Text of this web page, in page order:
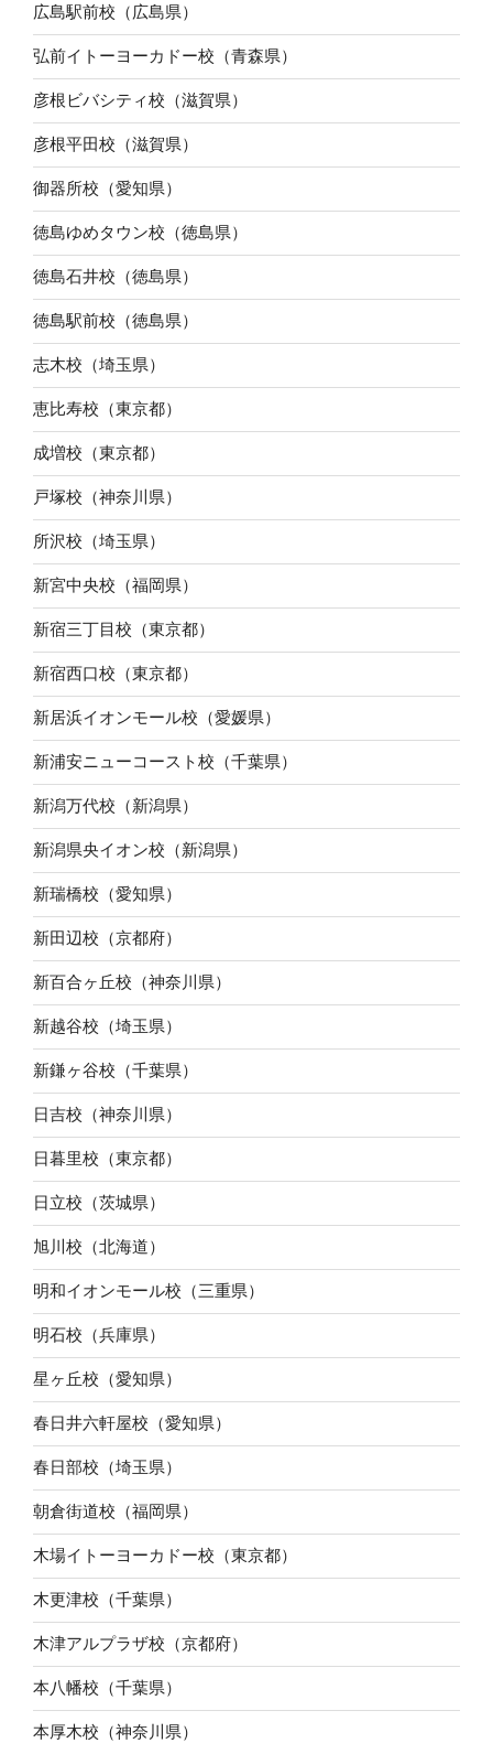
広島駅前校（広島県）
弘前イトーヨーカドー校（青森県）
彦根ビバシティ校（滋賀県）
彦根平田校（滋賀県）
御器所校（愛知県）
徳島ゆめタウン校（徳島県）
徳島石井校（徳島県）
徳島駅前校（徳島県）
志木校（埼玉県）
恵比寿校（東京都）
成増校（東京都）
戸塚校（神奈川県）
所沢校（埼玉県）
新宮中央校（福岡県）
新宿三丁目校（東京都）
新宿西口校（東京都）
新居浜イオンモール校（愛媛県）
新浦安ニューコースト校（千葉県）
新潟万代校（新潟県）
新潟県央イオン校（新潟県）
新瑞橋校（愛知県）
新田辺校（京都府）
新百合ヶ丘校（神奈川県）
新越谷校（埼玉県）
新鎌ヶ谷校（千葉県）
日吉校（神奈川県）
日暮里校（東京都）
日立校（茨城県）
旭川校（北海道）
明和イオンモール校（三重県）
明石校（兵庫県）
星ヶ丘校（愛知県）
春日井六軒屋校（愛知県）
春日部校（埼玉県）
朝倉街道校（福岡県）
木場イトーヨーカドー校（東京都）
木更津校（千葉県）
木津アルプラザ校（京都府）
本八幡校（千葉県）
本厚木校（神奈川県）